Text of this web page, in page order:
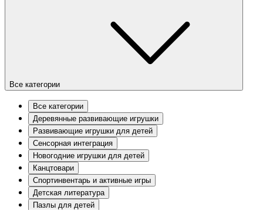
Все категории
Все категории
Деревянные развивающие игрушки
Развивающие игрушки для детей
Сенсорная интеграция
Новогодние игрушки для детей
Канцтовари
Спортинвентарь и активные игры
Детская литература
Пазлы для детей